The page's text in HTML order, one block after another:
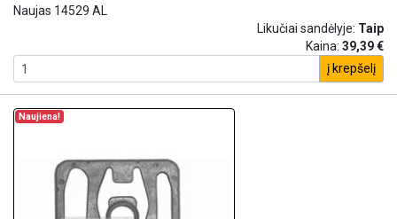
Naujas 14529 AL
Likučiai sandėlyje: Taip
Kaina: 39,39 €
į krepšelį
Naujiena!